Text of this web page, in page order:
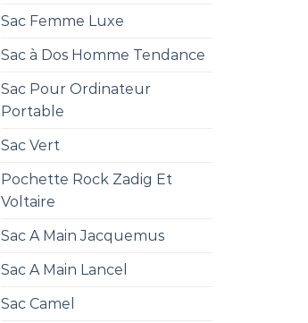
Sac Femme Luxe
Sac à Dos Homme Tendance
Sac Pour Ordinateur
Portable
Sac Vert
Pochette Rock Zadig Et
Voltaire
Sac A Main Jacquemus
Sac A Main Lancel
Sac Camel